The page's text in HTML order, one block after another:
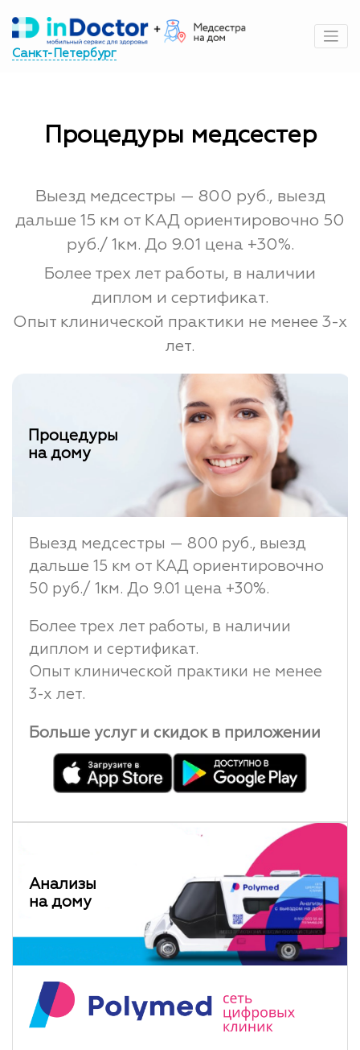
содержимому
Санкт-Петербург
Процедуры медсестер
Выезд медсестры — 800 руб., выезд
дальше 15 км от КАД ориентировочно 50
руб./ 1км. До 9.01 цена +30%.
Более трех лет работы, в наличии
диплом и сертификат.
Опыт клинической практики не менее 3-х
лет.
Процедуры
на дому
Выезд медсестры — 800 руб., выезд
дальше 15 км от КАД ориентировочно
50 руб./ 1км. До 9.01 цена +30%.
Более трех лет работы, в наличии
диплом и сертификат.
Опыт клинической практики не менее
3-х лет.
Больше услуг и скидок в приложении
Анализы
на дому